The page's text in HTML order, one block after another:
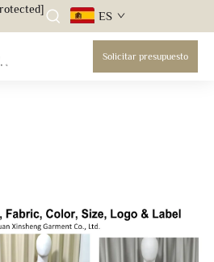
ES
Solicitar presupuesto